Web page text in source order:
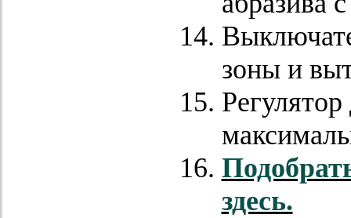
зоны и
здесь.